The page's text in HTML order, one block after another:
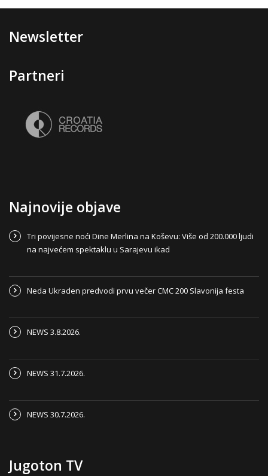
Newsletter
Partneri
Najnovije objave
Tri povijesne noći Dine Merlina na Koševu: Više od 200.000 ljudi
na najvećem spektaklu u Sarajevu ikad
Neda Ukraden predvodi prvu večer CMC 200 Slavonija festa
NEWS 3.8.2026.
NEWS 31.7.2026.
NEWS 30.7.2026.
Jugoton TV